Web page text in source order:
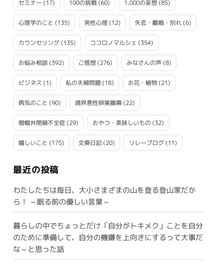
セミナー (17) 100の挑戦(60) 1,000の妄想(85)
心理学のこと (135) 男性心理(12) 失恋・離婚・別れ(6)
カウンセリング(135) ココロノマルシェ (354)
お悩み相談(392) ご感想(276) みなさんの声(8)
ビジネス (1) 私の夫婦問題(18) お花・植物(21)
病気のこと (90) 境界悪性卵巣腫瘍(22)
僧帽弁閉鎖不全症(29) おやつ・美味しいもの (32)
嬉しいこと (175) 交換日記(20) リレーブログ(11)
最近の投稿
わたしたちは毎日、大小さまざまの山を登る登山家だか
ら！ ～眠る前の優しい言葉～
暮らしの中でちょっとだけ「自分がトキメク」ことを自分
のために準備して、自分の機嫌を上向きにするって大事だ
な～と思った話